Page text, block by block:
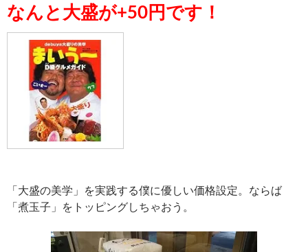
なんと大盛が+50円です！
「大盛の美学」を実践する僕に優しい価格設定。ならば
「煮玉子」をトッピングしちゃおう。